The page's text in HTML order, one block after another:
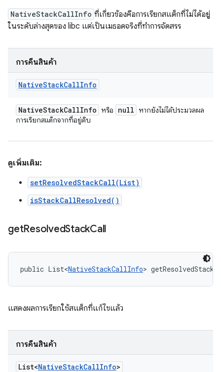
NativeStackCallInfo ที่เกี่ยวข้องคือการเรียกสแต็กที่ไม่ได้อยู่
ในระดับล่างสุดของ libc แต่เป็นเมธอดจริงที่ทำการจัดสรร
การคืนสินค้า
NativeStackCallInfo
NativeStackCallInfo หรือ null หากยังไม่ได้ประมวลผล
การเรียกสแต็กจากที่อยู่ดิบ
ดูเพิ่มเติม:
setResolvedStackCall(List)
isStackCallResolved()
getResolvedStackCall
public List<NativeStackCallInfo>
แสดงผลการเรียกใช้สแต็กที่แก้ไขแล้ว
การคืนสินค้า
List<NativeStackCallInfo>